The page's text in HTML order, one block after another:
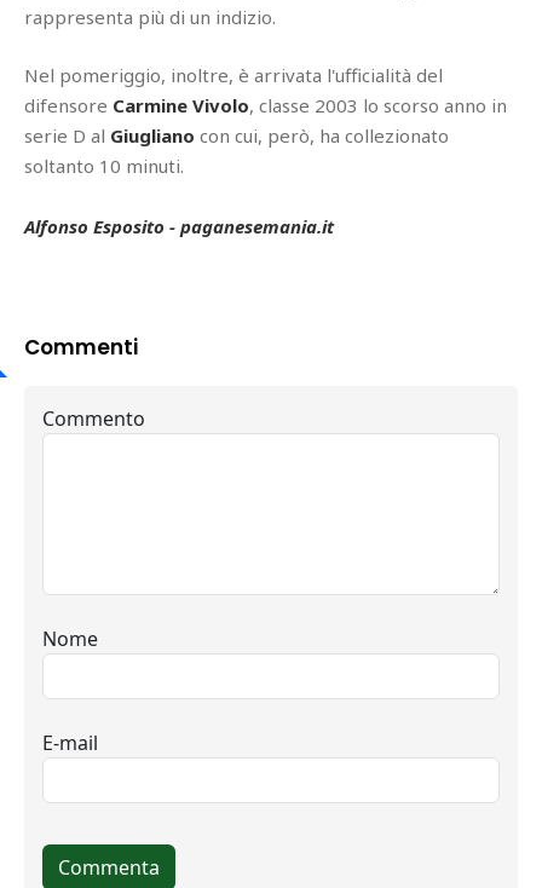
rappresenta più di un indizio.
Nel pomeriggio, inoltre, è arrivata l'ufficialità del
difensore Carmine Vivolo, classe 2003 lo scorso anno in
serie D al Giugliano con cui, però, ha collezionato
soltanto 10 minuti.
Alfonso Esposito - paganesemania.it
Commenti